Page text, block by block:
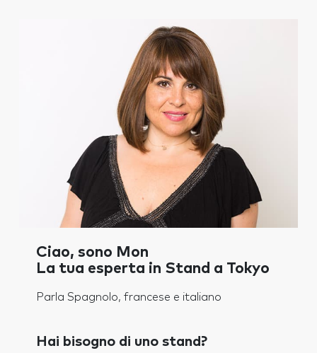
Ciao, sono Mon
La tua esperta in Stand a Tokyo
Parla Spagnolo, francese e italiano
Hai bisogno di uno stand?